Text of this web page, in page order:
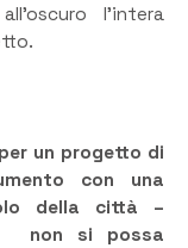
l’intera
un progetto di
con una
della città –
non si possa